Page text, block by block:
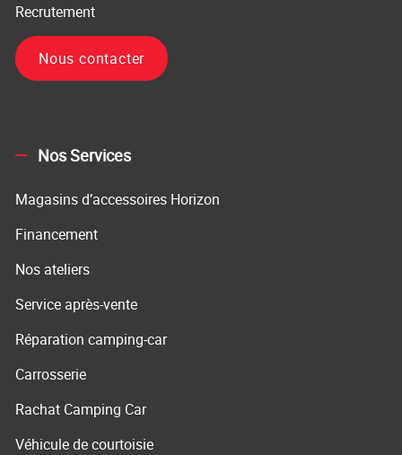
Recrutement
Nous contacter
Nos Services
Magasins d’accessoires Horizon
Financement
Nos ateliers
Service après-vente
Réparation camping-car
Carrosserie
Rachat Camping Car
Véhicule de courtoisie